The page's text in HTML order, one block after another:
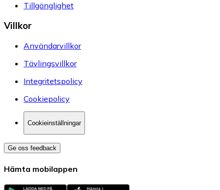
Tillgänglighet
Villkor
Användarvillkor
Tävlingsvillkor
Integritetspolicy
Cookiepolicy
Cookieinställningar
Ge oss feedback
Hämta mobilappen